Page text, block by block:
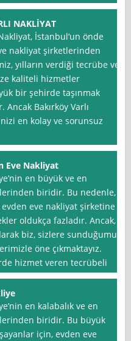
NAKLİYAT
İstanbul‘un önde
nakliyat şirketlerinden
yılların verdiği tecrübe ve
kaliteli hizmetler
bir şehirde taşınmak
Bakırköy Varlı
en kolay ve sorunsuz
Eve Nakliyat
en büyük ve en
biridir. Bu nedenle,
eve nakliyat şirketine
oldukça fazladır. Ancak,
biz, sizlere sunduğumuz
öne çıkmaktayız.
hizmet veren tecrübeli
en kalabalık ve en
biridir. Bu büyük
için, evden eve